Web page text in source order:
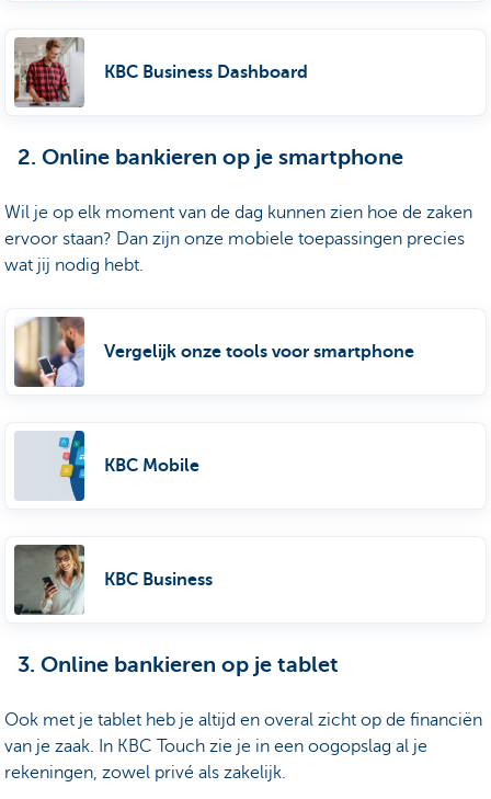
KBC Business Dashboard
2. Online bankieren op je smartphone
Wil je op elk moment van de dag kunnen zien hoe de zaken
ervoor staan? Dan zijn onze mobiele toepassingen precies
wat jij nodig hebt.
Vergelijk onze tools voor smartphone
KBC Mobile
KBC Business
3. Online bankieren op je tablet
Ook met je tablet heb je altijd en overal zicht op de financiën
van je zaak. In KBC Touch zie je in een oogopslag al je
rekeningen, zowel privé als zakelijk.